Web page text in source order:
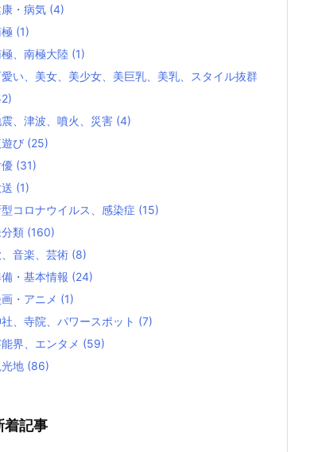
・病気 (4)
(1)
、南極大陸 (1)
い、美女、美少女、美巨乳、美乳、スタイル抜群
、津波、噴火、災害 (4)
び (25)
(31)
(1)
型コロナウイルス、感染症 (15)
類 (160)
音楽、芸術 (8)
・基本情報 (24)
・アニメ (1)
、寺院、パワースポット (7)
界、エンタメ (59)
地 (86)
着記事